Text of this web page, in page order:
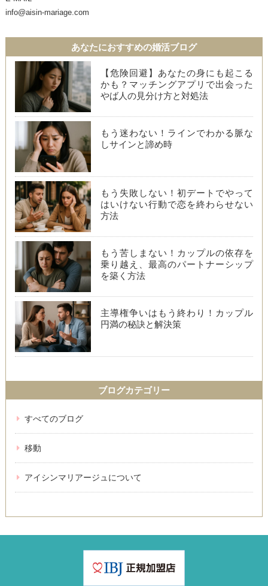
info@aisin-mariage.com
あなたにおすすめの婚活ブログ
【危険回避】あなたの身にも起こる
かも？マッチングアプリで出会った
やば人の見分け方と対処法
もう迷わない！ラインでわかる脈な
しサインと諦め時
もう失敗しない！初デートでやって
はいけない行動で恋を終わらせない
方法
もう苦しまない！カップルの依存を
乗り越え、最高のパートナーシップ
を築く方法
主導権争いはもう終わり！カップル
円満の秘訣と解決策
ブログカテゴリー
すべてのブログ
移動
アイシンマリアージュについて